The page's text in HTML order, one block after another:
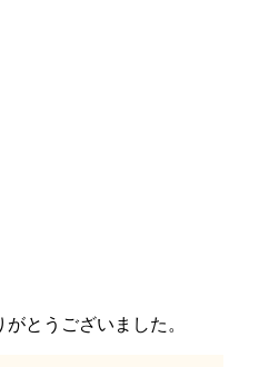
とうございました。